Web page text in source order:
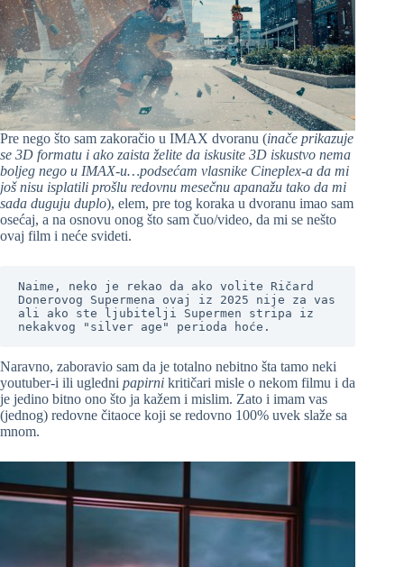
Pre nego što sam zakoračio u IMAX dvoranu (inače prikazuje
se 3D formatu i ako zaista želite da iskusite 3D iskustvo nema
boljeg nego u IMAX-u…podsećam vlasnike Cineplex-a da mi
još nisu isplatili prošlu redovnu mesečnu apanažu tako da mi
sada duguju duplo), elem, pre tog koraka u dvoranu imao sam
osećaj, a na osnovu onog što sam čuo/video, da mi se nešto
ovaj film i neće svideti.
Naime, neko je rekao da ako volite Ričard
Donerovog Supermena ovaj iz 2025 nije za vas
ali ako ste ljubitelji Supermen stripa iz
nekakvog "silver age" perioda hoće.
Naravno, zaboravio sam da je totalno nebitno šta tamo neki
youtuber-i ili ugledni papirni kritičari misle o nekom filmu i da
je jedino bitno ono što ja kažem i mislim. Zato i imam vas
(jednog) redovne čitaoce koji se redovno 100% uvek slaže sa
mnom.